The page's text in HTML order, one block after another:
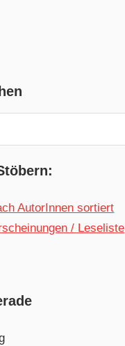
AutorInnen sortiert
/ Leseliste